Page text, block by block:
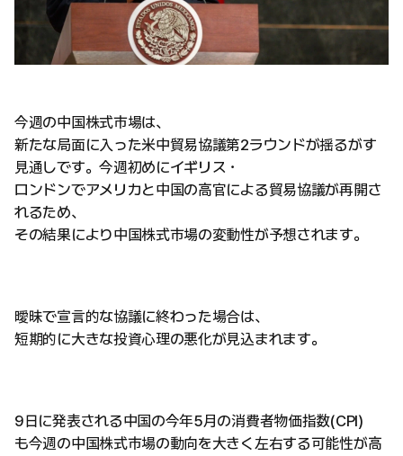
今週の中国株式市場は、
新たな局面に入った米中貿易協議第2ラウンドが揺るがす
見通しです。今週初めにイギリス・
ロンドンでアメリカと中国の高官による貿易協議が再開さ
れるため、
その結果により中国株式市場の変動性が予想されます。
曖昧で宣言的な協議に終わった場合は、
短期的に大きな投資心理の悪化が見込まれます。
9日に発表される中国の今年5月の消費者物価指数(CPI)
も今週の中国株式市場の動向を大きく左右する可能性が高